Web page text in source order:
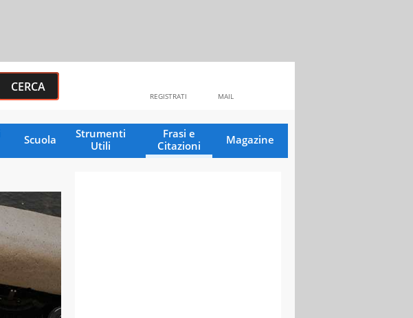
MAIL
REGISTRATI
Scuola
Strumenti
Utili
Frasi e
Citazioni
Magazine